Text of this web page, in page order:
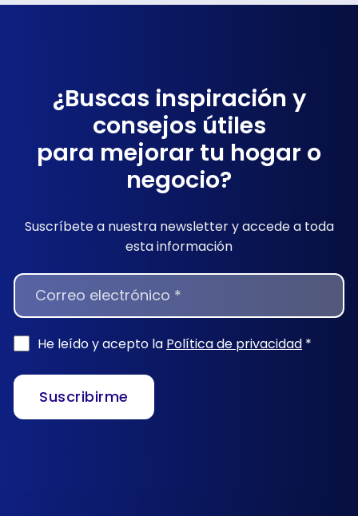
¿Buscas inspiración y
consejos útiles
para mejorar tu hogar o
negocio?
Suscríbete a nuestra newsletter y accede a toda
esta información
NEWSLETTER
He leído y acepto la Política de privacidad *
Suscribirme